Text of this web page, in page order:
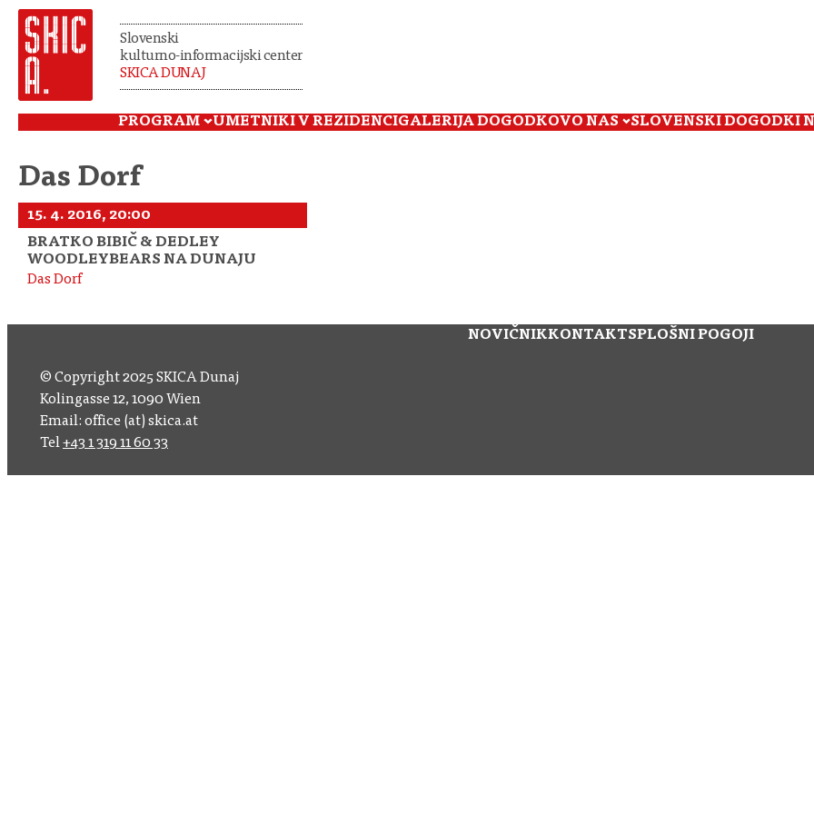
Slovenski
kulturno-informacijski center
SKICA DUNAJ
PROGRAM UMETNIKI V REZIDENCIGALERIJA DOGODKOVO NAS SLOVENSKI DOGODKI
Das Dorf
15. 4. 2016, 20:00
BRATKO BIBIČ & DEDLEY
WOODLEYBEARS NA DUNAJU
Das Dorf
NOVIČNIKKONTAKTSPLOŠNI POGOJI
© Copyright 2025 SKICA Dunaj
Kolingasse 12, 1090 Wien
Email: office (at) skica.at
Tel+43 1 319 11 60 33